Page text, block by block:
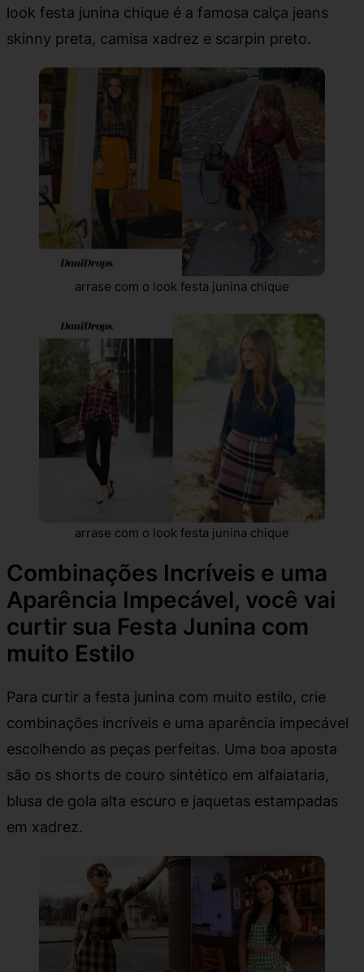
look festa junina chique é a famosa calça jeans
skinny preta, camisa xadrez e scarpin preto.
arrase com o look festa junina chique
arrase com o look festa junina chique
Combinações Incríveis e uma
Aparência Impecável, você vai
curtir sua Festa Junina com
muito Estilo
Para curtir a festa junina com muito estilo, crie
combinações incríveis e uma aparência impecável
escolhendo as peças perfeitas. Uma boa aposta
são os shorts de couro sintético em alfaiataria,
blusa de gola alta escuro e jaquetas estampadas
em xadrez.